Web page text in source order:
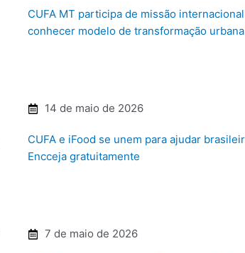
CUFA MT participa de missão
conhecer modelo de transformação
14 de maio de 2026
CUFA e iFood se unem para ajudar
Encceja gratuitamente
7 de maio de 2026